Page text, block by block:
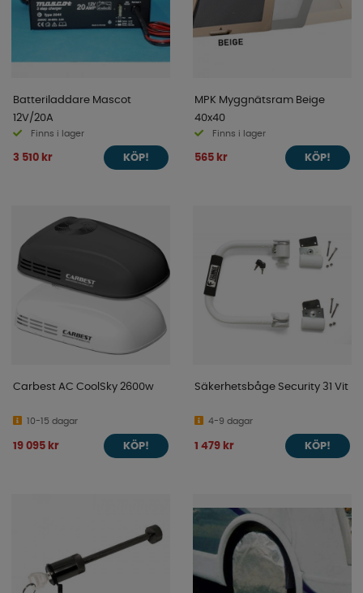
Batteriladdare Mascot
12V/20A
Finns i lager
3 510 kr KÖP!
MPK Myggnätsram Beige
40x40
Finns i lager
565 kr KÖP!
Carbest AC CoolSky 2600w
10-15 dagar
19 095 kr KÖP!
Säkerhetsbåge Security 31 Vit
4-9 dagar
1 479 kr KÖP!